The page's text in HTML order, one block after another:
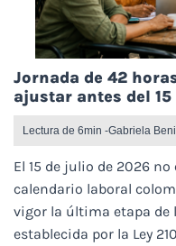
Jornada de 42
ajustar antes del
Gabriela
Lectura de 6min -
El 15 de julio de 2026
calendario laboral
vigor la última etapa de
establecida por la Ley